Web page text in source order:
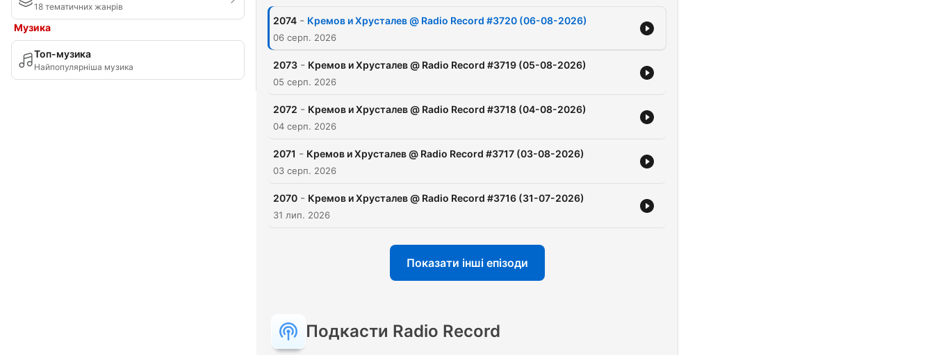
18 тематичних жанрів
Музика
Топ-музика
Найпопулярніша музика
2074 - Кремов и Хрусталев @ Radio Record #3720 (06-08-2026)
06 серп. 2026
2073 - Кремов и Хрусталев @ Radio Record #3719 (05-08-2026)
05 серп. 2026
2072 - Кремов и Хрусталев @ Radio Record #3718 (04-08-2026)
04 серп. 2026
2071 - Кремов и Хрусталев @ Radio Record #3717 (03-08-2026)
03 серп. 2026
2070 - Кремов и Хрусталев @ Radio Record #3716 (31-07-2026)
31 лип. 2026
Показати інші епізоди
Подкасти Radio Record